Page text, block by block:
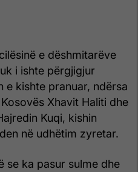
e dëshmitarëve
i ishte përgjigjur
e kishte pranuar, ndërsa
Xhavit Haliti dhe
Kuqi, kishin
në udhëtim zyretar.
se ka pasur sulme dhe